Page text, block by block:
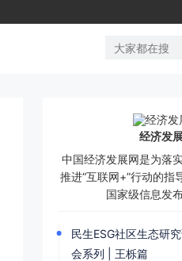
经济发
中国经济发展网是为落
推进“互联网+”行动的指
国家级信息发布
民生ESG社区生态研
会系列 | 王栎篇